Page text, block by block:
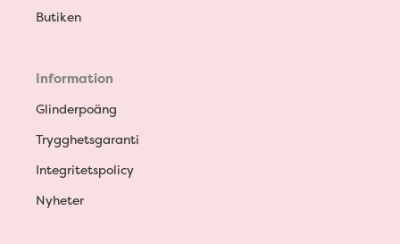
Butiken
Information
Glinderpoäng
Trygghetsgaranti
Integritetspolicy
Nyheter